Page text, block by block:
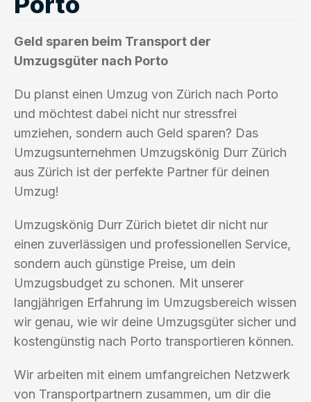
Geld sparen beim Transport der
Umzugsgüter nach Porto
Du planst einen Umzug von Zürich nach Porto
und möchtest dabei nicht nur stressfrei
umziehen, sondern auch Geld sparen? Das
Umzugsunternehmen Umzugskönig Durr Zürich
aus Zürich ist der perfekte Partner für deinen
Umzug!
Umzugskönig Durr Zürich bietet dir nicht nur
einen zuverlässigen und professionellen Service,
sondern auch günstige Preise, um dein
Umzugsbudget zu schonen. Mit unserer
langjährigen Erfahrung im Umzugsbereich wissen
wir genau, wie wir deine Umzugsgüter sicher und
kostengünstig nach Porto transportieren können.
Wir arbeiten mit einem umfangreichen Netzwerk
von Transportpartnern zusammen, um dir die